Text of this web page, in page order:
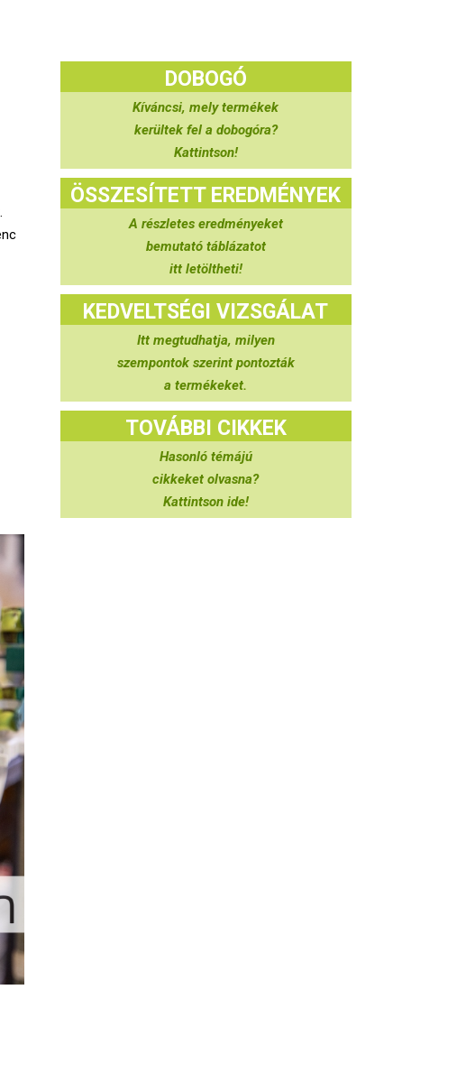
DOBOGÓ
Kíváncsi, mely termékek
kerültek fel a dobogóra?
Kattintson!
ÖSSZESÍTETT EREDMÉNYEK
A részletes eredményeket
bemutató táblázatot
itt letöltheti!
KEDVELTSÉGI VIZSGÁLAT
Itt megtudhatja, milyen
szempontok szerint pontozták
a termékeket.
TOVÁBBI CIKKEK
Hasonló témájú
cikkeket olvasna?
Kattintson ide!